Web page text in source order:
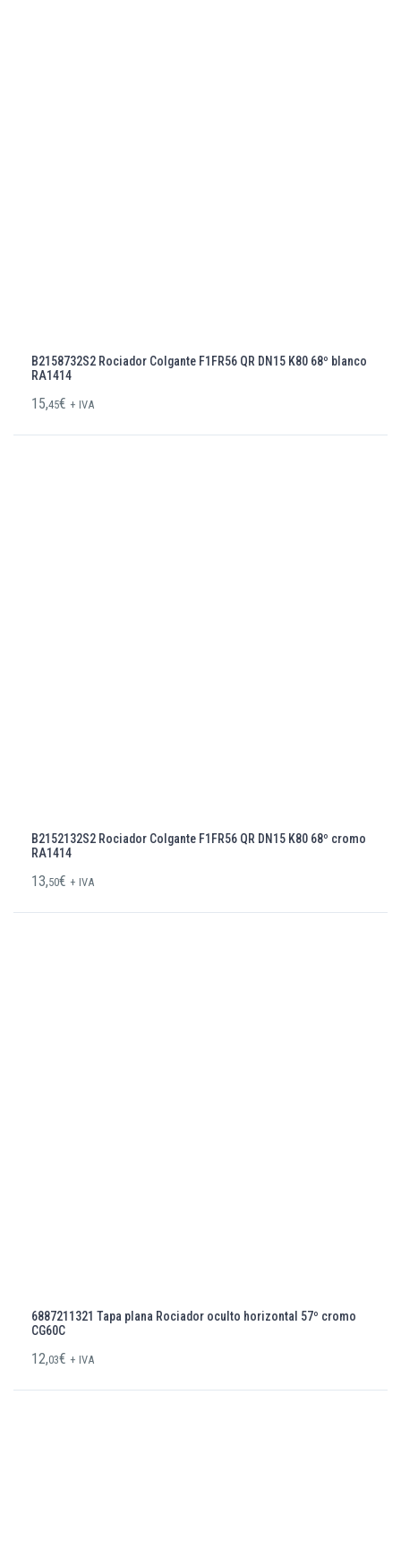
B2158732S2 Rociador Colgante F1FR56 QR DN15 K80 68º blanco
RA1414
15,45€ + IVA
B2152132S2 Rociador Colgante F1FR56 QR DN15 K80 68º cromo
RA1414
13,50€ + IVA
6887211321 Tapa plana Rociador oculto horizontal 57º cromo
CG60C
12,03€ + IVA